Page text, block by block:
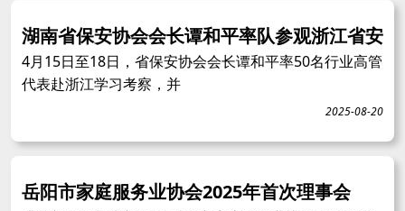
湖南省保安协会会长谭和平率队参观浙江省安
4月15日至18日，省保安协会会长谭和平率50名行业高管
代表赴浙江学习考察，并
2025-08-20
岳阳市家庭服务业协会2025年首次理事会